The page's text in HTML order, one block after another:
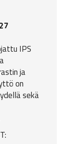
27
IPS
ja
on
sekä